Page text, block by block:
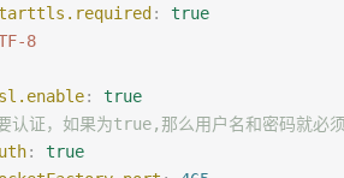
:
true
8
:
true
证，如果为true,那么用户名和密码就必
:
true